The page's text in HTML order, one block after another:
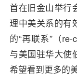
首在旧金山举行
理中美关系的有
的“再联系”（
与美国驻华大使
希望看到更多的